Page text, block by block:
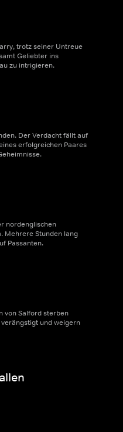
trotz seiner Untreue
Geliebter ins
zu intrigieren.
Der Verdacht fällt auf
erfolgreichen Paares
nordenglischen
Mehrere Stunden lang
Passanten.
von Salford sterben
und weigern